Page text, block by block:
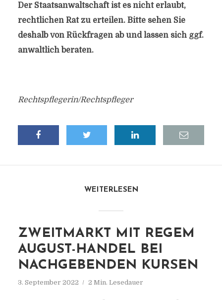
Der Staatsanwaltschaft ist es nicht erlaubt,
rechtlichen Rat zu erteilen. Bitte sehen Sie
deshalb von Rückfragen ab und lassen sich ggf.
anwaltlich beraten.
Rechtspflegerin/Rechtspfleger
WEITERLESEN
ZWEITMARKT MIT REGEM
AUGUST-HANDEL BEI
NACHGEBENDEN KURSEN
3. September 2022 2 Min. Lesedauer